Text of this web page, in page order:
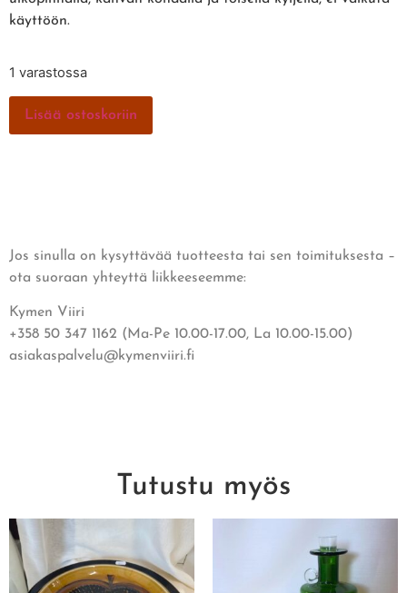
käyttöön.
1 varastossa
Lisää ostoskoriin
Jos sinulla on kysyttävää tuotteesta tai sen toimituksesta –
ota suoraan yhteyttä liikkeeseemme:
Kymen Viiri
+358 50 347 1162 (Ma-Pe 10.00-17.00, La 10.00-15.00)
asiakaspalvelu@kymenviiri.fi
Tutustu myös